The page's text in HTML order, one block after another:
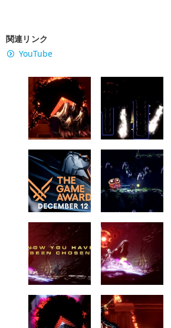
関連リンク
YouTube